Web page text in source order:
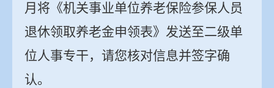
月将《机关事业单位养老保险参保人员
退休领取养老金申领表》发送至二级单
位人事专干，请您核对信息并签字确
认。